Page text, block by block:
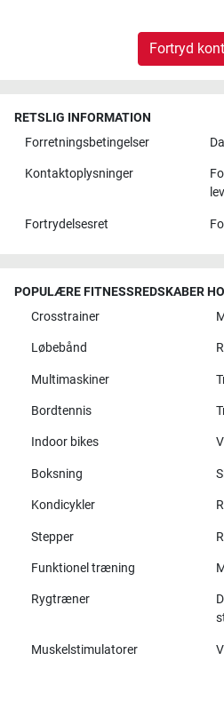
Fortryd
RETSLIG INFORMATION
Forretningsbetingelser
Kontaktoplysninger
Fortrydelsesret
POPULÆRE FITNESSREDSKABER
Crosstrainer
Løbebånd
Multimaskiner
Bordtennis
Indoor bikes
Boksning
Kondicykler
Stepper
Funktionel træning
Rygtræner
Muskelstimulatorer